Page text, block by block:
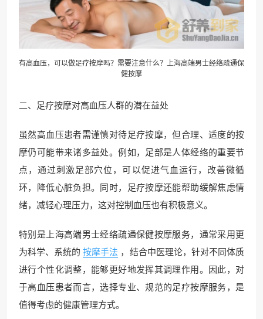
有高血压，可以做足疗按摩吗？需要注意什么？上海高端男士经络疏通保
健按摩
二、足疗按摩对高血压人群的潜在益处
虽然高血压患者需谨慎对待足疗按摩，但合理、适度的按
摩仍可能带来诸多益处。例如，足部是人体经络的重要节
点，通过刺激足部穴位，可以促进气血运行，改善微循
环，降低心脏负担。同时，足疗按摩还能帮助缓解焦虑情
绪，减轻心理压力，这对控制血压也有积极意义。
特别是上海高端男士经络疏通保健按摩服务，通常采用更
为科学、系统的 按摩手法 ，结合中医理论，针对不同体质
进行个性化调整，能够更好地发挥其调理作用。因此，对
于高血压患者而言，选择专业、规范的足疗按摩服务，是
值得考虑的健康管理方式。